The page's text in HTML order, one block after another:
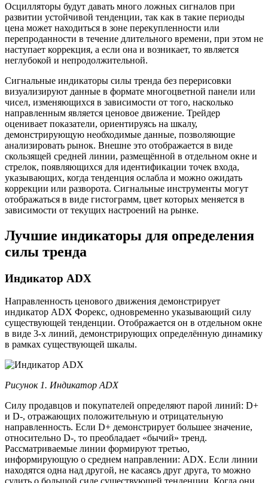
Осцилляторы будут давать много ложных сигналов при
развитии устойчивой тенденции, так как в такие периоды
цена может находиться в зоне перекупленности или
перепроданности в течение длительного времени, при этом не
наступает коррекция, а если она и возникает, то является
неглубокой и непродолжительной.
Сигнальные индикаторы силы тренда без перерисовки
визуализируют данные в формате многоцветной панели или
чисел, изменяющихся в зависимости от того, насколько
направленным является ценовое движение. Трейдер
оценивает показатели, ориентируясь на шкалу,
демонстрирующую необходимые данные, позволяющие
анализировать рынок. Внешне это отображается в виде
скользящей средней линии, размещённой в отдельном окне и
стрелок, появляющихся для идентификации точек входа,
указывающих, когда тенденция ослабла и можно ожидать
коррекции или разворота. Сигнальные инструменты могут
отображаться в виде гистограмм, цвет которых меняется в
зависимости от текущих настроений на рынке.
Лучшие индикаторы для определения
силы тренда
Индикатор ADX
Направленность ценового движения демонстрирует
индикатор ADX Форекс, одновременно указывающий силу
существующей тенденции. Отображается он в отдельном окне
в виде 3-х линий, демонстрирующих определённую динамику
в рамках существующей шкалы.
Рисунок 1. Индикатор ADX
Силу продавцов и покупателей определяют парой линий: D+
и D-, отражающих положительную и отрицательную
направленность. Если D+ демонстрирует большее значение,
относительно D-, то преобладает «бычий» тренд.
Рассматриваемые линии формируют третью,
информирующую о среднем направлении: ADX. Если линии
находятся одна над другой, не касаясь друг друга, то можно